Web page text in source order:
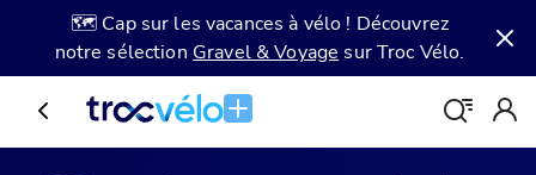
🗺️ Cap sur les vacances à vélo ! Découvrez
notre sélection Gravel & Voyage sur Troc Vélo.